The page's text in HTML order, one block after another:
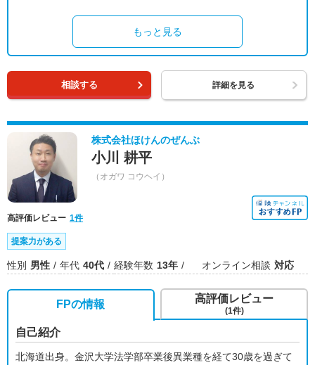
もっと見る
相談する 詳細を見る
株式会社ほけんのぜんぶ
小川 耕平
（オガワ コウヘイ）
高評価レビュー 1件
提案力がある
性別 男性 年代 40代 経験年数 13年 オンライン相談 対応
FPの情報
自己紹介
北海道出身。金沢大学法学部卒業後異業種を経て30歳を過ぎて
高評価レビュー
(1件)